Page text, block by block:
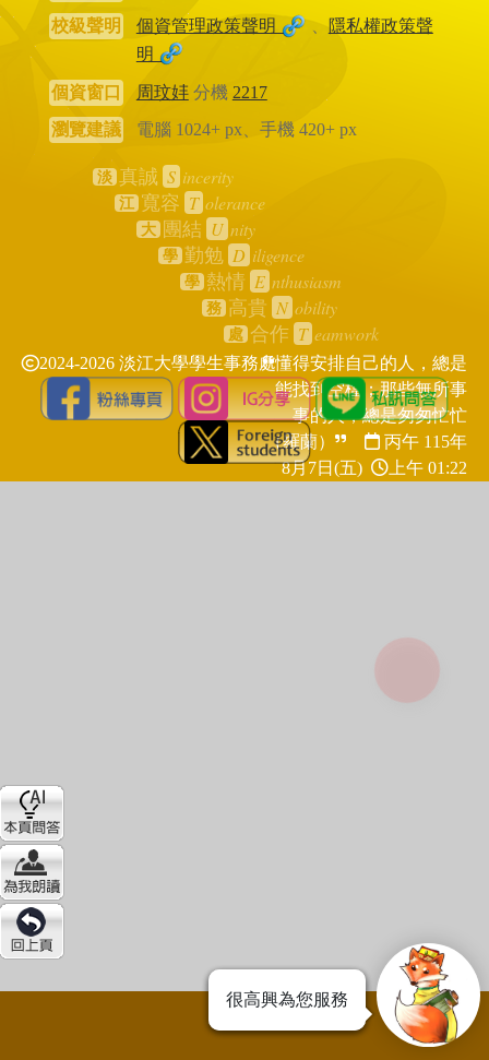
校級聲明
個資管理政策聲明 、
隱私權政策聲
明
個資窗口 周玟妦分機 2217
瀏覽建議
電腦 1024+ px、手機 420+ px
淡 真誠 S incerity
江 寬容 T olerance
大 團結 U nity
學 勤勉 D iligence
學 熱情 E nthusiasm
務 高貴 N obility
處 合作 T eamwork
2024-2026 淡江大學學生事務處懂得安排自己的人，總是
能找到空檔；那些無所事
事的人，總是匆匆忙忙
（羅蘭）
丙午 115年
8月7日(五)
上午 01:22
很高興為您服務